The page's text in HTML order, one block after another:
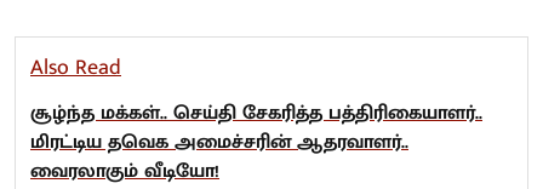
Also Read
சூழ்ந்த மக்கள்.. செய்தி சேகரித்த பத்திரிகையாளர்..
மிரட்டிய தவெக அமைச்சரின் ஆதரவாளர்..
வைரலாகும் வீடியோ!